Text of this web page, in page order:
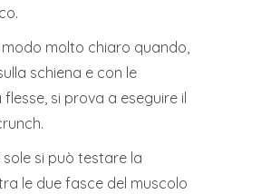
modo molto chiaro quando,
schiena e con le
si prova a eseguire il
si può testare la
le due fasce del muscolo